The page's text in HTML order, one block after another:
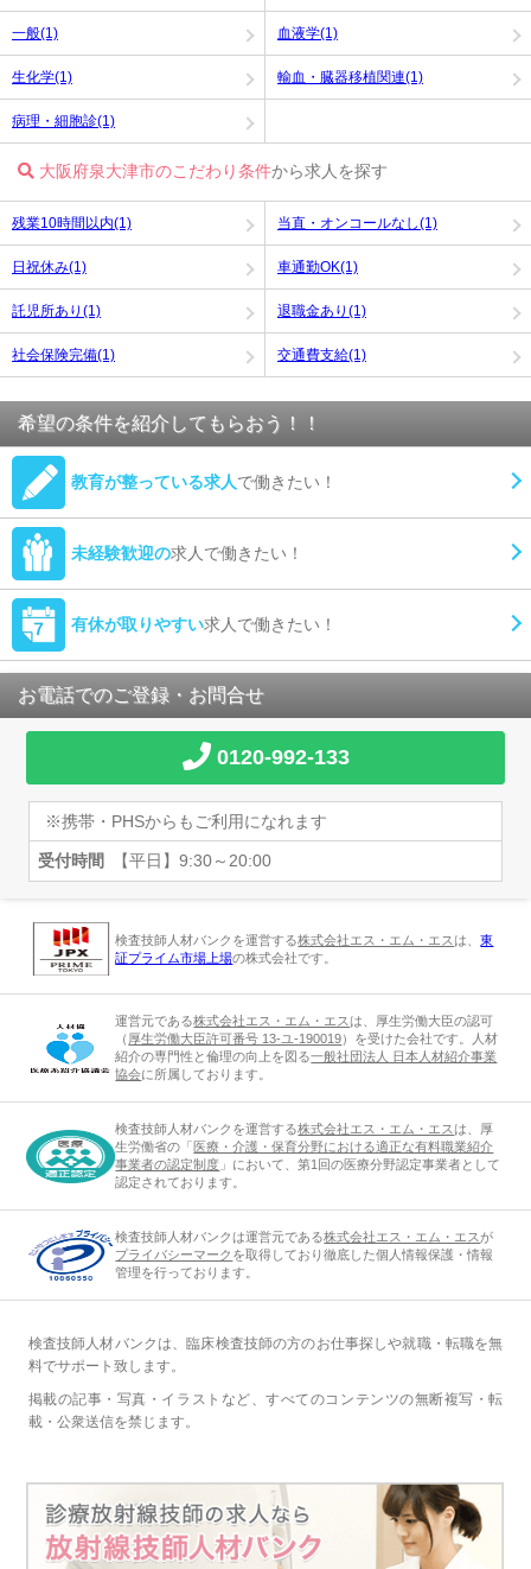
一般(1) 血液学(1)
生化学(1) 輸血・臓器移植関連(1)
病理・細胞診(1)
大阪府泉大津市のこだわり条件から求人を探す
残業10時間以内(1) 当直・オンコールなし(1)
日祝休み(1) 車通勤OK(1)
託児所あり(1) 退職金あり(1)
社会保険完備(1) 交通費支給(1)
希望の条件を紹介してもらおう！！
教育が整っている求人で働きたい！
未経験歓迎の求人で働きたい！
有休が取りやすい求人で働きたい！
お電話でのご登録・お問合せ
0120-992-133
※携帯・PHSからもご利用になれます
受付時間 【平日】9:30～20:00
検査技師人材バンクを運営する株式会社エス・エム・エスは、東
証プライム市場上場の株式会社です。
運営元である株式会社エス・エム・エスは、厚生労働大臣の認可
（ 厚生労働大臣許可番号 13-ユ-190019）を受けた会社です。人材
紹介の専門性と倫理の向上を図る一般社団法人 日本人材紹介事業
協会に所属しております。
検査技師人材バンクを運営する株式会社エス・エム・エスは、厚
生労働省の「 医療・介護・保育分野における適正な有料職業紹介
事業者の認定制度 」において、第1回の医療分野認定事業者として
認定されております。
検査技師人材バンクは運営元である株式会社エス・エム・エスが
プライバシーマーク を取得しており徹底した個人情報保護・情報
管理を行っております。
検査技師人材バンクは、臨床検査技師の方のお仕事探しや就職・転職を無
料でサポート致します。
掲載の記事・写真・イラストなど、すべてのコンテンツの無断複写・転
載・公衆送信を禁じます。